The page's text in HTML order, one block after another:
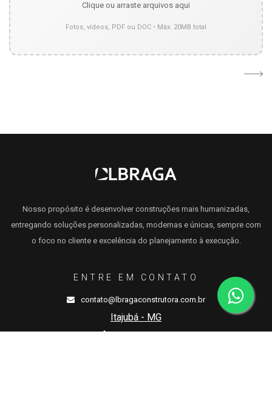
Clique ou arraste arquivos aqui
Fotos, vídeos, PDF ou DOC • Máx. 20MB total
Nosso propósito é desenvolver construções mais humanizadas,
entregando soluções personalizadas, modernas e únicas, sempre com
o foco no cliente e excelência do planejamento à execução.
ENTRE EM CONTATO
contato@lbragaconstrutora.com.br
Itajubá - MG